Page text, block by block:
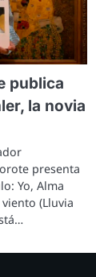
publica
la novia
presenta
Yo, Alma
(Lluvia